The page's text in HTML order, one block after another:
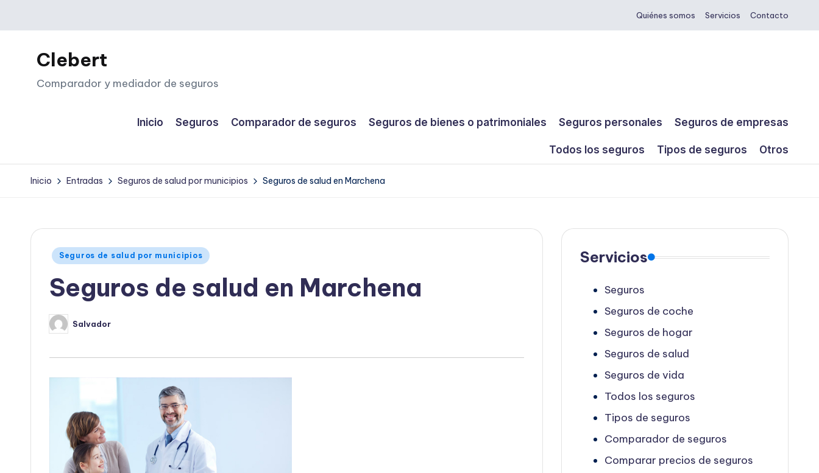
Saltar
contenido
Quiénes somos Servicios Contacto
Clebert
Comparador y mediador de seguros
Inicio Seguros Comparador de seguros Seguros de bienes o patrimoniales Seguros personales Seguros de empresas
Todos los seguros Tipos de seguros Otros
Inicio Entradas Seguros de salud por municipios Seguros de salud en Marchena
Publicado
Seguros de salud por municipios
Seguros de salud en Marchena
Publicado
por
Salvador
Servicios
Seguros
Seguros de coche
Seguros de hogar
Seguros de salud
Seguros de vida
Todos los seguros
Tipos de seguros
Comparador de seguros
Comparar precios de seguros